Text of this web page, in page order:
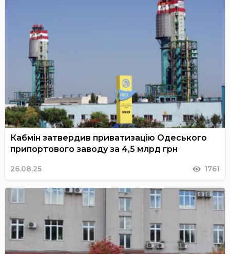
Кабмін затвердив приватизацію Одеського
припортового заводу за 4,5 млрд грн
26.08.25 1761